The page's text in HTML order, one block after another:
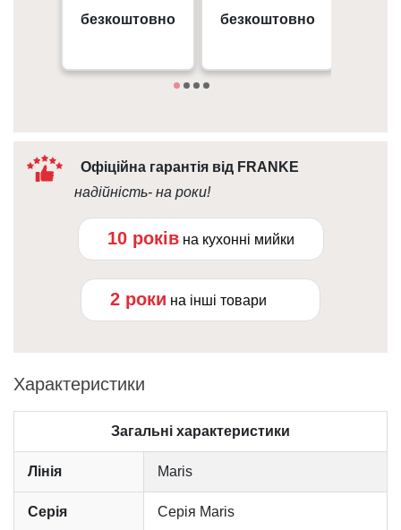
безкоштовно безкоштовно
09:00 - 18:00
Офіційна гарантія від FRANKE
надійність- на роки!
10 років на кухонні мийки
2 роки на інші товари
Характеристики
Загальні характеристики
Лінія Maris
Серія Серія Maris